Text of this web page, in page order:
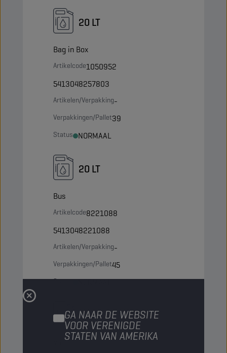
GA NAAR DE WEBSITE
VOOR VERENIGDE
STATEN VAN AMERIKA
20 LT
Bag in Box
Artikelcode1050952
5413048257803
Artikelen/Verpakking-
Verpakkingen/Pallet39
Status NORMAAL
20 LT
Bus
Artikelcode8221088
5413048221088
Artikelen/Verpakking-
Verpakkingen/Pallet45
Status NORMAAL
60 LT